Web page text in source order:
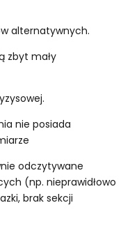
alternatywnych.
mały
nie posiada
odczytywane
(np. nieprawidłowo
brak sekcji